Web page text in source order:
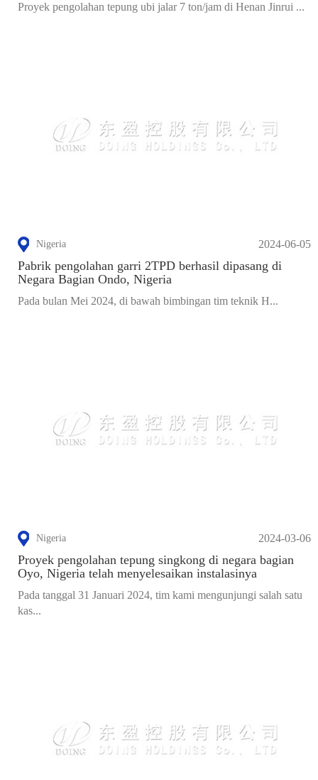
Proyek pengolahan tepung ubi jalar 7 ton/jam di Henan Jinrui ...
Nigeria 2024-06-05
Pabrik pengolahan garri 2TPD berhasil dipasang di
Negara Bagian Ondo, Nigeria
Pada bulan Mei 2024, di bawah bimbingan tim teknik H...
Nigeria 2024-03-06
Proyek pengolahan tepung singkong di negara bagian
Oyo, Nigeria telah menyelesaikan instalasinya
Pada tanggal 31 Januari 2024, tim kami mengunjungi salah satu
kas...